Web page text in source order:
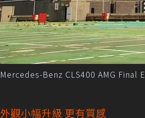
Mercedes-Benz CLS400 AMG Final
外觀小幅升級 更有質感